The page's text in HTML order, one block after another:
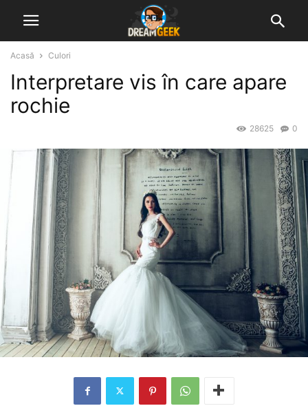
Acasă Culori
Interpretare vis în care apare
rochie
0
28625